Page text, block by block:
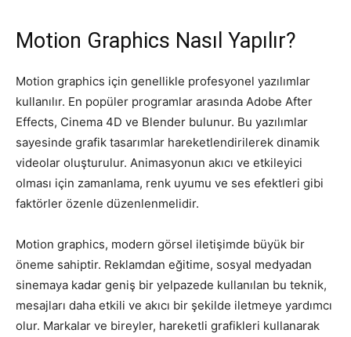
Motion Graphics Nasıl Yapılır?
Motion graphics için genellikle profesyonel yazılımlar
kullanılır. En popüler programlar arasında Adobe After
Effects, Cinema 4D ve Blender bulunur. Bu yazılımlar
sayesinde grafik tasarımlar hareketlendirilerek dinamik
videolar oluşturulur. Animasyonun akıcı ve etkileyici
olması için zamanlama, renk uyumu ve ses efektleri gibi
faktörler özenle düzenlenmelidir.
Motion graphics, modern görsel iletişimde büyük bir
öneme sahiptir. Reklamdan eğitime, sosyal medyadan
sinemaya kadar geniş bir yelpazede kullanılan bu teknik,
mesajları daha etkili ve akıcı bir şekilde iletmeye yardımcı
olur. Markalar ve bireyler, hareketli grafikleri kullanarak